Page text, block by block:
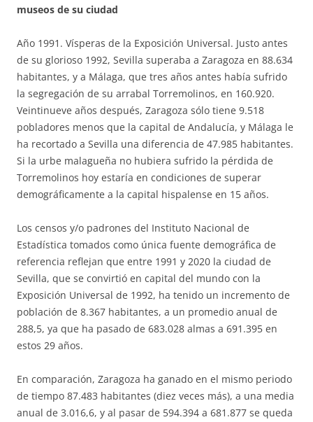
museos de su ciudad
Año 1991. Vísperas de la Exposición Universal. Justo antes
de su glorioso 1992, Sevilla superaba a Zaragoza en 88.634
habitantes, y a Málaga, que tres años antes había sufrido
la segregación de su arrabal Torremolinos, en 160.920.
Veintinueve años después, Zaragoza sólo tiene 9.518
pobladores menos que la capital de Andalucía, y Málaga le
ha recortado a Sevilla una diferencia de 47.985 habitantes.
Si la urbe malagueña no hubiera sufrido la pérdida de
Torremolinos hoy estaría en condiciones de superar
demográficamente a la capital hispalense en 15 años.
Los censos y/o padrones del Instituto Nacional de
Estadística tomados como única fuente demográfica de
referencia reflejan que entre 1991 y 2020 la ciudad de
Sevilla, que se convirtió en capital del mundo con la
Exposición Universal de 1992, ha tenido un incremento de
población de 8.367 habitantes, a un promedio anual de
288,5, ya que ha pasado de 683.028 almas a 691.395 en
estos 29 años.
En comparación, Zaragoza ha ganado en el mismo periodo
de tiempo 87.483 habitantes (diez veces más), a una media
anual de 3.016,6, y al pasar de 594.394 a 681.877 se queda